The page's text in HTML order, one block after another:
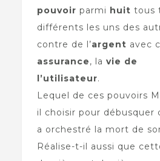
pouvoir parmi huit tous
différents les uns des
contre de l’argent avec
assurance, la vie de
l’utilisateur.
Lequel de ces pouvoirs
il choisir pour débusquer
a orchestré la mort de
Réalise-t-il aussi que